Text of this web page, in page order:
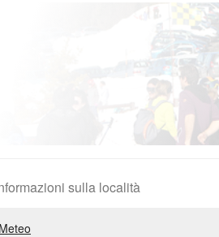
sulla località